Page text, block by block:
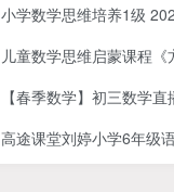
小学数学思维培养1级
儿童数学思维启蒙课程《方块熊STEAM
【春季数学】初三数学直播菁英班（全
高途课堂刘婷小学6年级语文